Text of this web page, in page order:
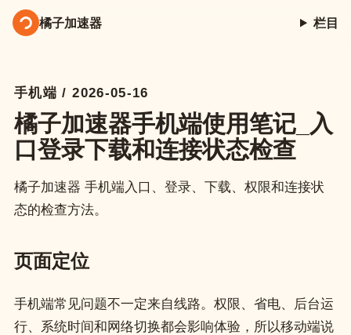
橘子加速器 栏目
手机端 / 2026-05-16
橘子加速器手机端使用笔记_入
口登录下载和连接状态检查
橘子加速器 手机端入口、登录、下载、权限和连接状
态的检查方法。
页面定位
手机端常见问题不一定来自线路。权限、省电、后台运
行、系统时间和网络切换都会影响体验，所以移动端说